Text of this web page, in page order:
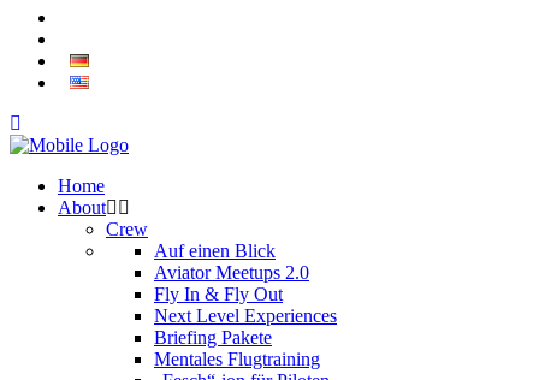
Home
About
Crew
Auf einen Blick
Aviator Meetups 2.0
Fly In & Fly Out
Next Level Experiences
Briefing Pakete
Mentales Flugtraining